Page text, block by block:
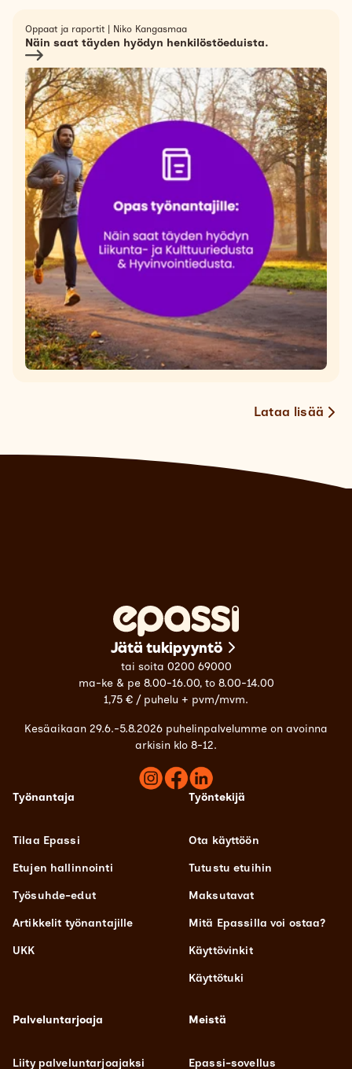
Oppaat ja raportit | Niko Kangasmaa
Näin saat täyden hyödyn henkilöstöeduista.
Lataa lisää
Jätä tukipyyntö
tai soita 0200 69000
ma-ke & pe 8.00-16.00, to 8.00-14.00
1,75 € / puhelu + pvm/mvm.
Kesäaikaan 29.6.-5.8.2026 puhelinpalvelumme on avoinna
arkisin klo 8-12.
Työnantaja
Tilaa Epassi
Etujen hallinnointi
Työsuhde-edut
Artikkelit työnantajille
UKK
Työntekijä
Ota käyttöön
Tutustu etuihin
Maksutavat
Mitä Epassilla voi ostaa?
Käyttövinkit
Käyttötuki
Palveluntarjoaja
Liity palveluntarjoajaksi
Meistä
Epassi-sovellus